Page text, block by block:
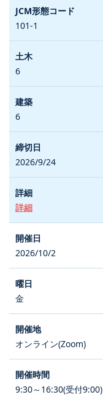
101-1
6
6
2026/9/24
詳細
2026/10/2
金
オンライン(Zoom)
9:30～16:30(受付9:00)